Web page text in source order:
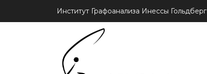
Институт Графоанализа Инессы Гольдберг